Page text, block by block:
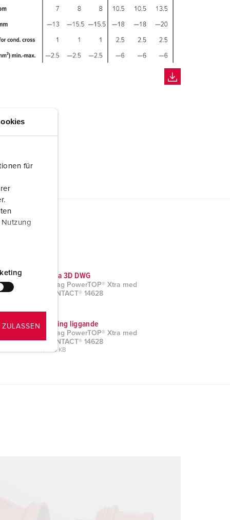
für
CAD data 3D DWG
Skarvuttag PowerTOP® Xtra med
ErgoCONTACT® 14628
Måttritning liggande
Skarvuttag PowerTOP® Xtra med
ErgoCONTACT® 14628
PNG, 345 KB